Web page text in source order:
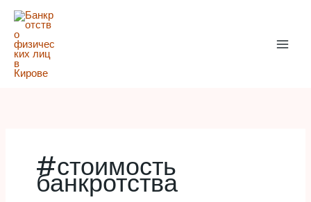
Перейти
содержимому
#стоимость
банкротства